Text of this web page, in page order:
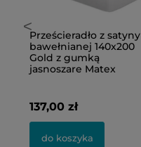
<Prześcieradło z satyny
bawełnianej 140x200
Gold z gumką
jasnoszare Matex
137,00 zł
do koszyka